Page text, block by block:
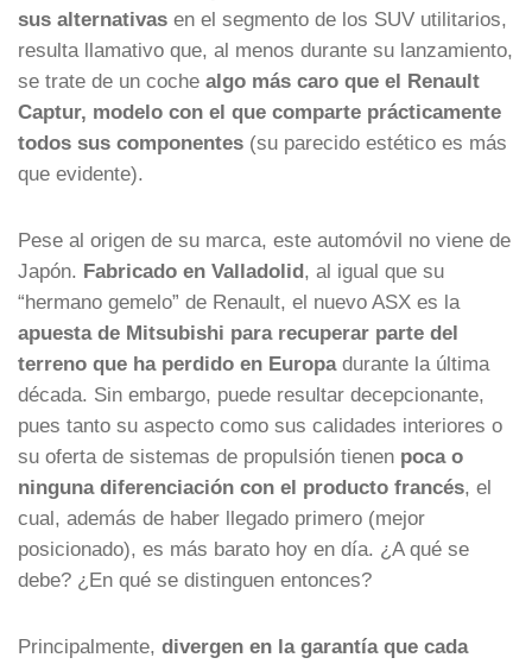
sus alternativas en el segmento de los SUV utilitarios,
resulta llamativo que, al menos durante su lanzamiento,
se trate de un coche algo más caro que el Renault
Captur, modelo con el que comparte prácticamente
todos sus componentes (su parecido estético es más
que evidente).
Pese al origen de su marca, este automóvil no viene de
Japón. Fabricado en Valladolid, al igual que su
“hermano gemelo” de Renault, el nuevo ASX es la
apuesta de Mitsubishi para recuperar parte del
terreno que ha perdido en Europadurante la última
década. Sin embargo, puede resultar decepcionante,
pues tanto su aspecto como sus calidades interiores o
su oferta de sistemas de propulsión tienen poca o
ninguna diferenciación con el producto francés, el
cual, además de haber llegado primero (mejor
posicionado), es más barato hoy en día. ¿A qué se
debe? ¿En qué se distinguen entonces?
Principalmente, divergen en la garantía que cada